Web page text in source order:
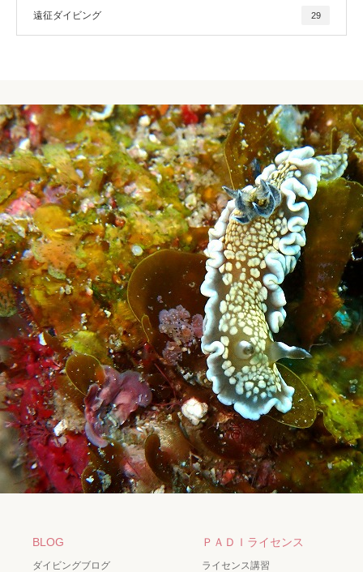
遠征ダイビング 29
BLOG
ダイビングブログ
ＰＡＤＩライセンス
ライセンス講習